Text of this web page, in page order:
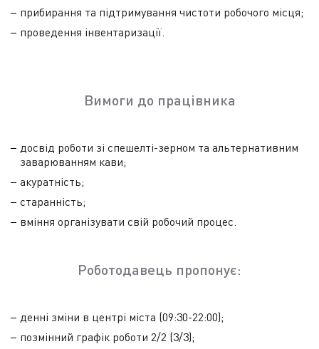
прибирання та підтримування чистоти робочого місця;
проведення інвентаризації.
Вимоги до працівника
досвід роботи зі спешелті-зерном та альтернативним
заварюванням кави;
акуратність;
старанність;
вміння організувати свій робочий процес.
Роботодавець пропонує:
денні зміни в центрі міста (09:30-22:00);
позмінний графік роботи 2/2 (3/3);